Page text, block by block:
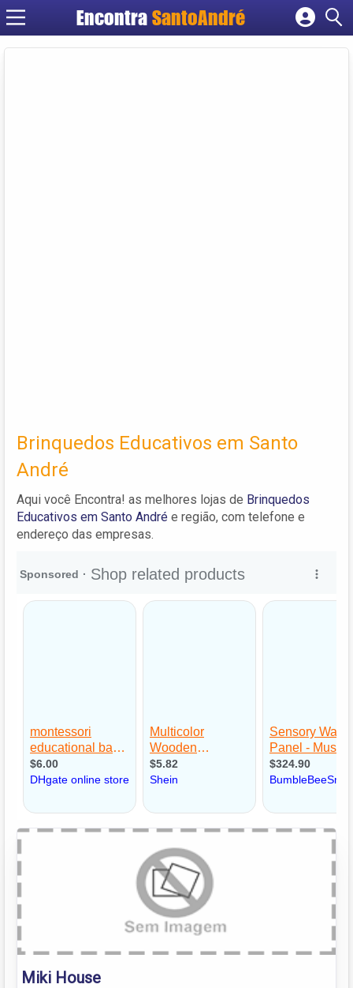
Encontra SantoAndré
Cadastrar empresa
Brinquedos Educativos em Santo
André
Aqui você Encontra! as melhores lojas de Brinquedos
Educativos em Santo André e região, com telefone e
endereço das empresas.
Miki House